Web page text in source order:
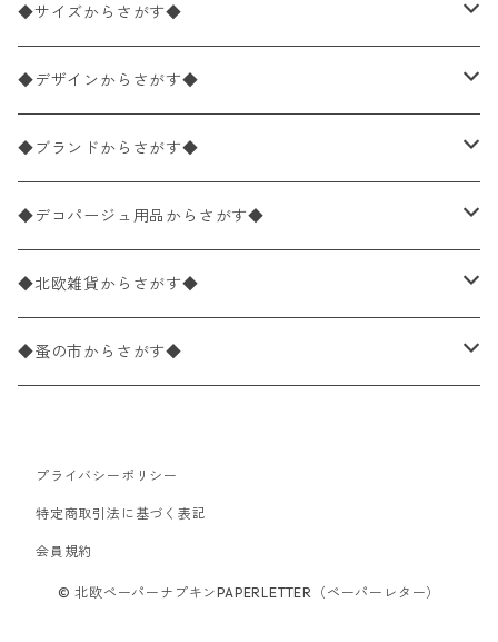
ペーパーナプキン2枚バラ売り
ペーパーナプキン1枚バラ売り
ペーパーナプキン20枚入りパック
ペーパーナプキン10枚入りパック
ライスペーパー
ペーパーリネンナプキン
ワックスペーパー
デコパージュ用品
◆サイズからさがす◆
33×33cm（ランチサイズ）
バラ売り
パック売り
25×25cm（カクテルサイズ）
バラ売り
パック売り
40×40cm（ディナーサイズ）
バラ売り
パック売り
21×21cm（ポケットサイズ）
バラ売り
33cm（ラウンド）
◆デザインからさがす◆
花柄
植物・グリーン柄
動物・鳥・昆虫・蝶柄
海・魚柄
食べ物・フルーツ・野菜・ドリンク柄
食器・カトラリー柄
◆ブランドからさがす◆
ドイツ製 IHR/イア
ランチサイズ
カクテルサイズ
ドイツ製 Ambiente/アンビエンテ
ランチサイズ
ドイツ製 Paperproducts Design
カクテルサイズ
ランチサイズ
カクテルサイズ
ドイツ製 ti-flair/ティーフレア
ランチサイズ
ドイツ製 PAW/パウ
◆デコパージュ用品からさがす◆
デコパージュ液
デコパージュ下地
デコパージュはさみ
3Dデコパージュ
◆北欧雑貨からさがす◆
シリコンモールド
トレイ
ポスター・カレンダー
◆蚤の市からさがす◆
北欧雑貨
デコパージュ用品
プライバシーポリシー
特定商取引法に基づく表記
会員規約
© 北欧ペーパーナプキンPAPERLETTER（ペーパーレター）